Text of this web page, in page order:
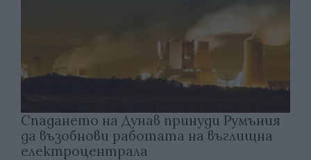
Спадането на Дунав принуди Румъния
да възобнови работата на въглищна
електроцентрала